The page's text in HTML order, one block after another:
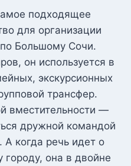
подходящее
для организации
Большому Сочи.
он используется в
экскурсионных
трансфер.
вместительности —
дружной командой
А когда речь идет о
городу, она в двойне